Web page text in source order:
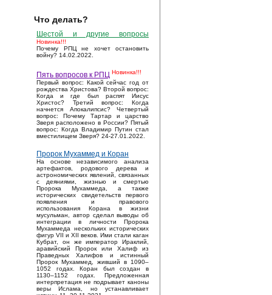
Что делать?
Шестой и другие вопросы
Новинка!!!
Почему РПЦ не хочет остановить
войну? 14.02.2022.
Пять вопросов к РПЦ Новинка!!!
Первый вопрос: Какой сейчас год от
рождества Христова? Второй вопрос:
Когда и где был распят Иисус
Христос? Третий вопрос: Когда
начнется Апокалипсис? Четвертый
вопрос: Почему Тартар и царство
Зверя расположено в России? Пятый
вопрос: Когда Владимир Путин стал
вместилищем Зверя? 24-27.01.2022.
Пророк Мухаммед и Коран
На основе независимого анализа
артефактов, родового дерева и
астрономических явлений, связанных
с деяниями, жизнью и смертью
Пророка Мухаммеда, а также
исторических свидетельств первого
появления и правового
использования Корана в жизни
мусульман, автор сделал выводы об
интеграции в личности Пророка
Мухаммеда нескольких исторических
фигур VII и XII веков. Ими стали каган
Кубрат, он же император Ираклий,
аравийский Пророк или Халиф из
Праведных Халифов и истинный
Пророк Мухаммед, живший в 1090–
1052 годах. Коран был создан в
1130–1152 годах. Предложенная
интерпретация не подрывает каноны
веры Ислама, но устанавливает